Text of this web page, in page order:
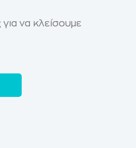
για να κλείσουμε